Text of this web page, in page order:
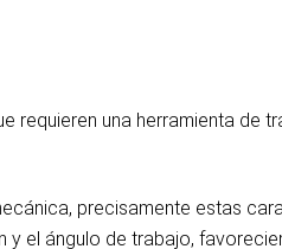
requieren una herramienta de
precisamente estas
el ángulo de trabajo,